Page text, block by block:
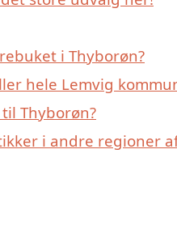
i Thyborøn?
hele Lemvig
Thyborøn?
i andre regioner